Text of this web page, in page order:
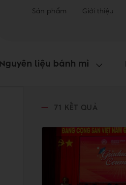
Sản phẩm Giới thiệu
Nguyên liệu bánh mì
71 KẾT QUẢ